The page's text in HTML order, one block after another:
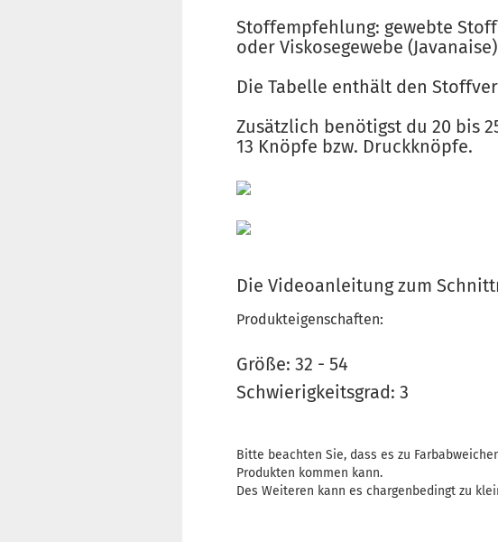
Stoffempfehlung: gewebte
oder Viskosegewebe (Javanaise)
Die Tabelle enthält den
Zusätzlich benötigst du 20 bis
13 Knöpfe bzw. Druckknöpfe.
Die Videoanleitung zum
Produkteigenschaften:
Größe: 32 - 54
Schwierigkeitsgrad: 3
Bitte beachten Sie, dass es zu
Produkten kommen kann.
Des Weiteren kann es chargenbedingt zu